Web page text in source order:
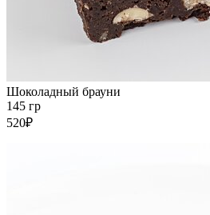
Шоколадный брауни
145 гр
520₽